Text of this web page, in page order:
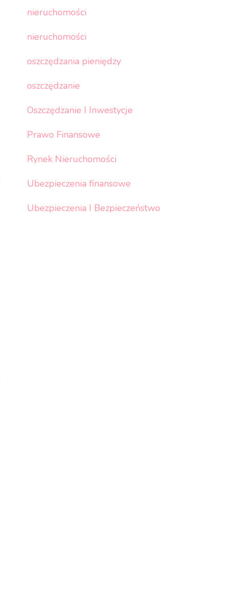
nieruchomości
nieruchomości
oszczędzania pieniędzy
oszczędzanie
Oszczędzanie I Inwestycje
Prawo Finansowe
Rynek Nieruchomości
Ubezpieczenia finansowe
Ubezpieczenia I Bezpieczeństwo